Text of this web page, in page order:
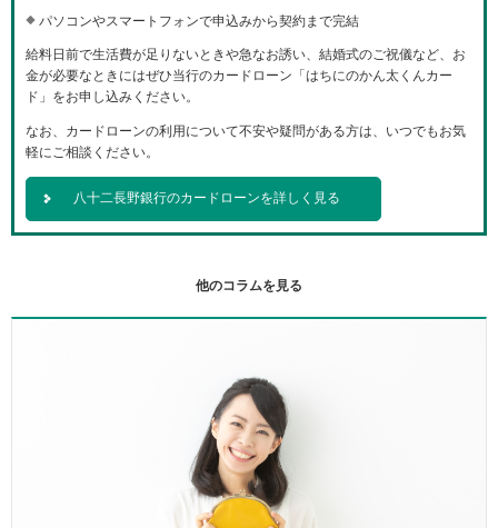
パソコンやスマートフォンで申込みから契約まで完結
給料日前で生活費が足りないときや急なお誘い、結婚式のご祝儀など、お
金が必要なときにはぜひ当行のカードローン「はちにのかん太くんカー
ド」をお申し込みください。
なお、カードローンの利用について不安や疑問がある方は、いつでもお気
軽にご相談ください。
八十二長野銀行のカードローンを詳しく見る
他のコラムを見る